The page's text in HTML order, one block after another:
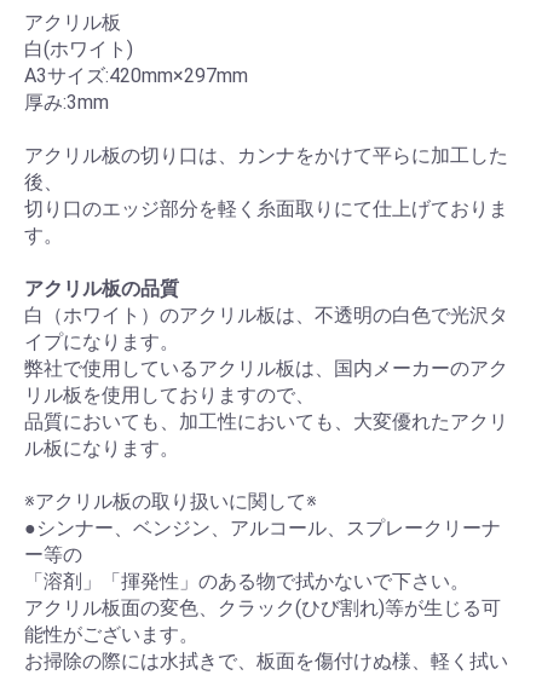
アクリル板
白(ホワイト)
A3サイズ:420mm×297mm
厚み:3mm
アクリル板の切り口は、カンナをかけて平らに加工した
後、
切り口のエッジ部分を軽く糸面取りにて仕上げておりま
す。
アクリル板の品質
白（ホワイト）のアクリル板は、不透明の白色で光沢タ
イプになります。
弊社で使用しているアクリル板は、国内メーカーのアク
リル板を使用しておりますので、
品質においても、加工性においても、大変優れたアクリ
ル板になります。
※アクリル板の取り扱いに関して※
●シンナー、ベンジン、アルコール、スプレークリーナ
ー等の
「溶剤」「揮発性」のある物で拭かないで下さい。
アクリル板面の変色、クラック(ひび割れ)等が生じる可
能性がございます。
お掃除の際には水拭きで、板面を傷付けぬ様、軽く拭い